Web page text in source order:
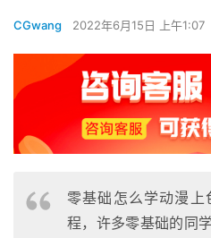
CGwang 2022年6月15日 上午1:07
零基础怎么学动漫上
程，许多零基础的同